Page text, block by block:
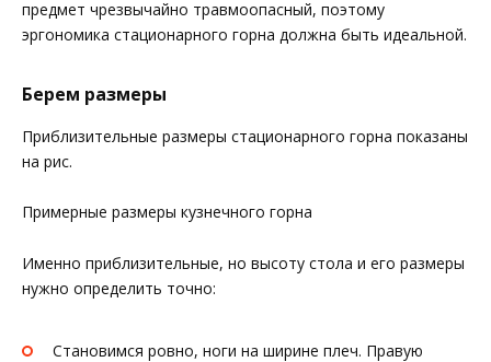
предмет чрезвычайно травмоопасный, поэтому
эргономика стационарного горна должна быть идеальной.
Берем размеры
Приблизительные размеры стационарного горна показаны
на рис.
Примерные размеры кузнечного горна
Именно приблизительные, но высоту стола и его размеры
нужно определить точно:
Становимся ровно, ноги на ширине плеч. Правую